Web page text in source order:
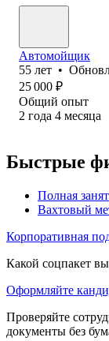
Автомойщик
55 лет •
25 000 ₽
Общий опыт
2 года 4 месяца
Быстрые
Полная
Вахтовый
Корпоративная
Какой соцпакет
Оформляйте
Проверяйте
документы без